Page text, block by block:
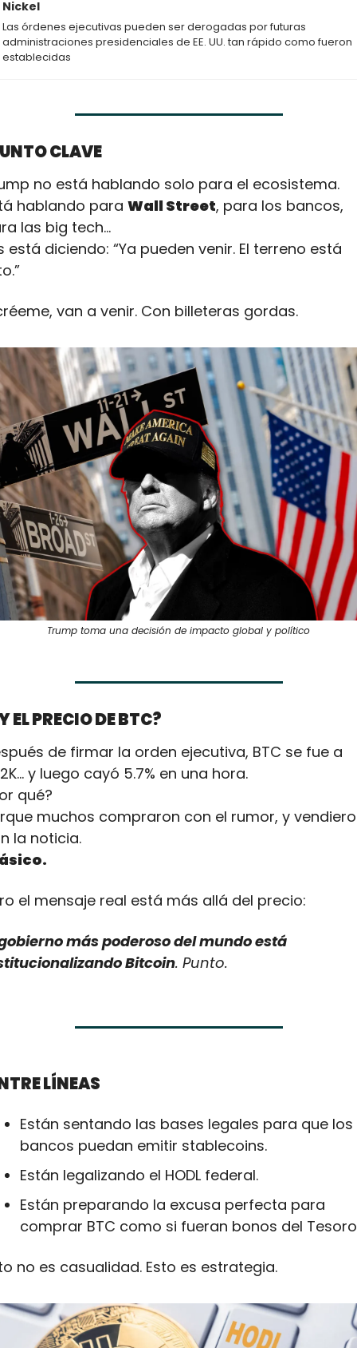
Nickel
Las órdenes ejecutivas pueden ser derogadas por futuras
administraciones presidenciales de EE. UU. tan rápido como fueron
establecidas
CLAVE
no está hablando solo para el ecosistema.
hablando para Wall Street, para los bancos,
las big tech…
está diciendo: “Ya pueden venir. El terreno está
van a venir. Con billeteras gordas.
Trump toma una decisión de impacto global y político
EL PRECIO DE BTC?
de firmar la orden ejecutiva, BTC se fue a
y luego cayó 5.7% en una hora.
qué?
muchos compraron con el rumor, y
la noticia.
el mensaje real está más allá del precio:
más poderoso del mundo está
Bitcoin. Punto.
LÍNEAS
Están sentando las bases legales para que los
bancos puedan emitir stablecoins.
Están legalizando el HODL federal.
Están preparando la excusa perfecta para
comprar BTC como si fueran bonos del
no es casualidad. Esto es estrategia.